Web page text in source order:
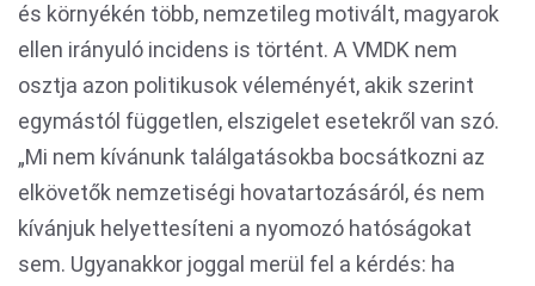
és környékén több, nemzetileg motivált, magyarok
ellen irányuló incidens is történt. A VMDK nem
osztja azon politikusok véleményét, akik szerint
egymástól független, elszigelet esetekről van szó.
„Mi nem kívánunk találgatásokba bocsátkozni az
elkövetők nemzetiségi hovatartozásáról, és nem
kívánjuk helyettesíteni a nyomozó hatóságokat
sem. Ugyanakkor joggal merül fel a kérdés: ha